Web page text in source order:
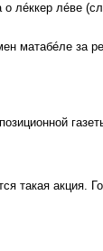
лéккер лéве
матабéле за
такая акция.